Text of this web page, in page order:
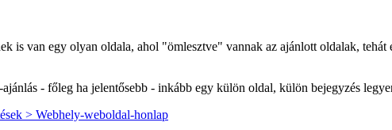
is van egy olyan oldala, ahol "ömlesztve" vannak az ajánlott oldalak,
- főleg ha jelentősebb - inkább egy külön oldal, külön bejegyzés
> Webhely-weboldal-honlap